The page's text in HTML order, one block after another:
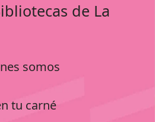
de La
somos
tu carné